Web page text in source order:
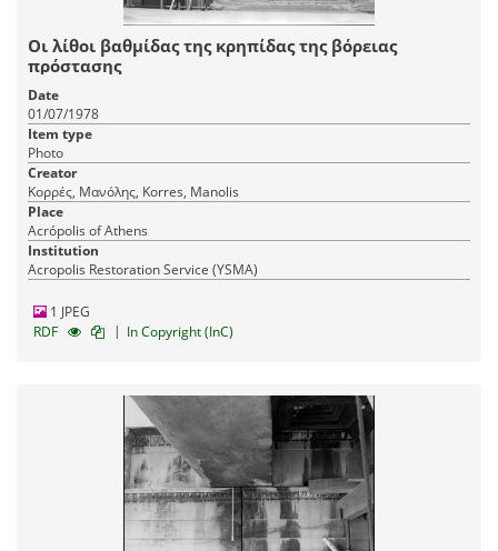
Οι λίθοι βαθμίδας της κρηπίδας της βόρειας
πρόστασης
Date
01/07/1978
Item type
Photo
Creator
Κορρές, Μανόλης, Korres, Manolis
Place
Acrópolis of Athens
Institution
Acropolis Restoration Service (YSMA)
1 JPEG
RDF
| In Copyright (InC)